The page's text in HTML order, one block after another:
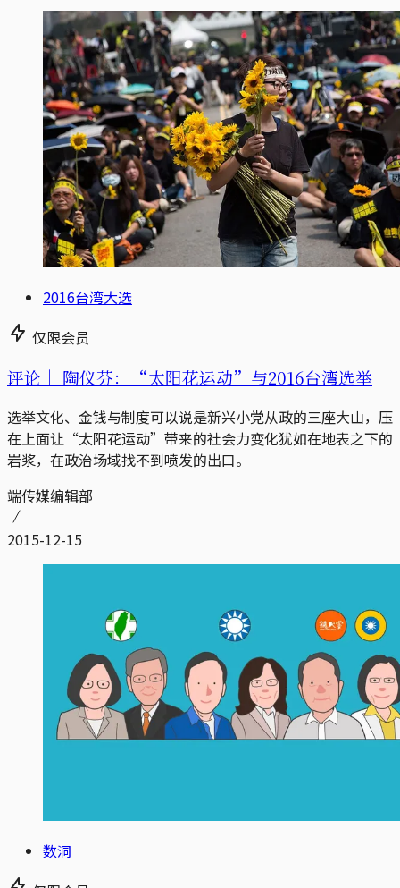
2016台湾大选
仅限会员
评论｜ 陶仪芬：“太阳花运动”与2016台湾选举
选举文化、金钱与制度可以说是新兴小党从政的三座大山，压
在上面让“太阳花运动”带来的社会力变化犹如在地表之下的
岩浆，在政治场域找不到喷发的出口。
端传媒编辑部
2015-12-15
数洞